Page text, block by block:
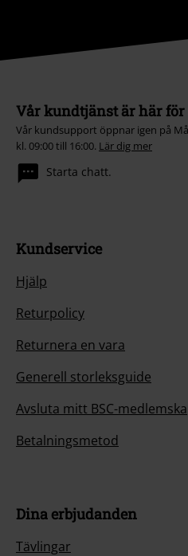
Vår kundtjänst är här för
Vår kundsupport öppnar igen på
kl. 09:00 till 16:00. Lär dig mer
Starta chatt.
Kundservice
Hjälp
Returpolicy
Returnera en vara
Generell storleksguide
Avsluta mitt BSC-
Betalningsmetod
Dina erbjudanden
Tävlingar